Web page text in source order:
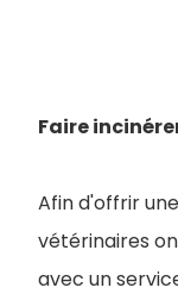
Faire
Afin d'offrir
vétérinaires
avec un